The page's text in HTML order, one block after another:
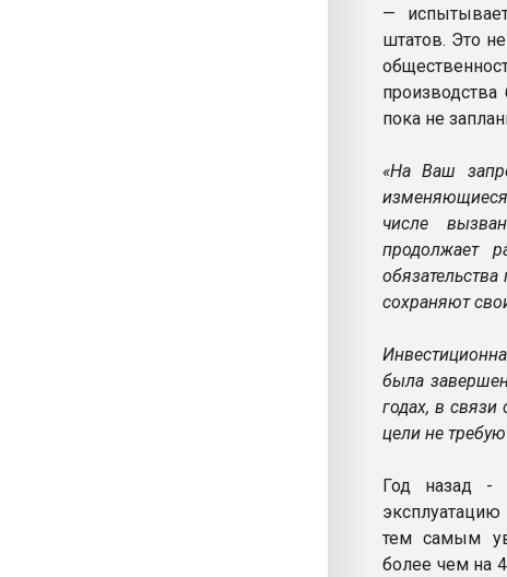
—
штатов. Это
пока не
«На Ваш
изменяющиеся
числе
продолжает
сохраняют
была
годах, в
цели не
Год назад -
тем самым
более чем на